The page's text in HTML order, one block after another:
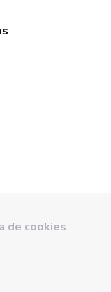
de cookies